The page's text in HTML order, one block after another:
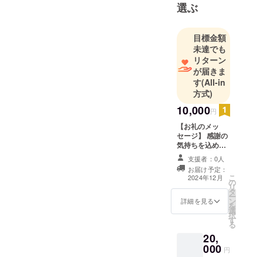
選ぶ
目標金額
未達でも
リターン
が届きま
す(All-in
方式)
10,000円
【お礼のメッ
セージ】 感謝の
気持ちを込め
て、お礼のメッ
セージをお送り
します。
支援者：0人
お届け予定：
2024年12月
詳細を見る
こ
の
リ
タ
ー
ン
を
選
択
す
る
20,
000 円